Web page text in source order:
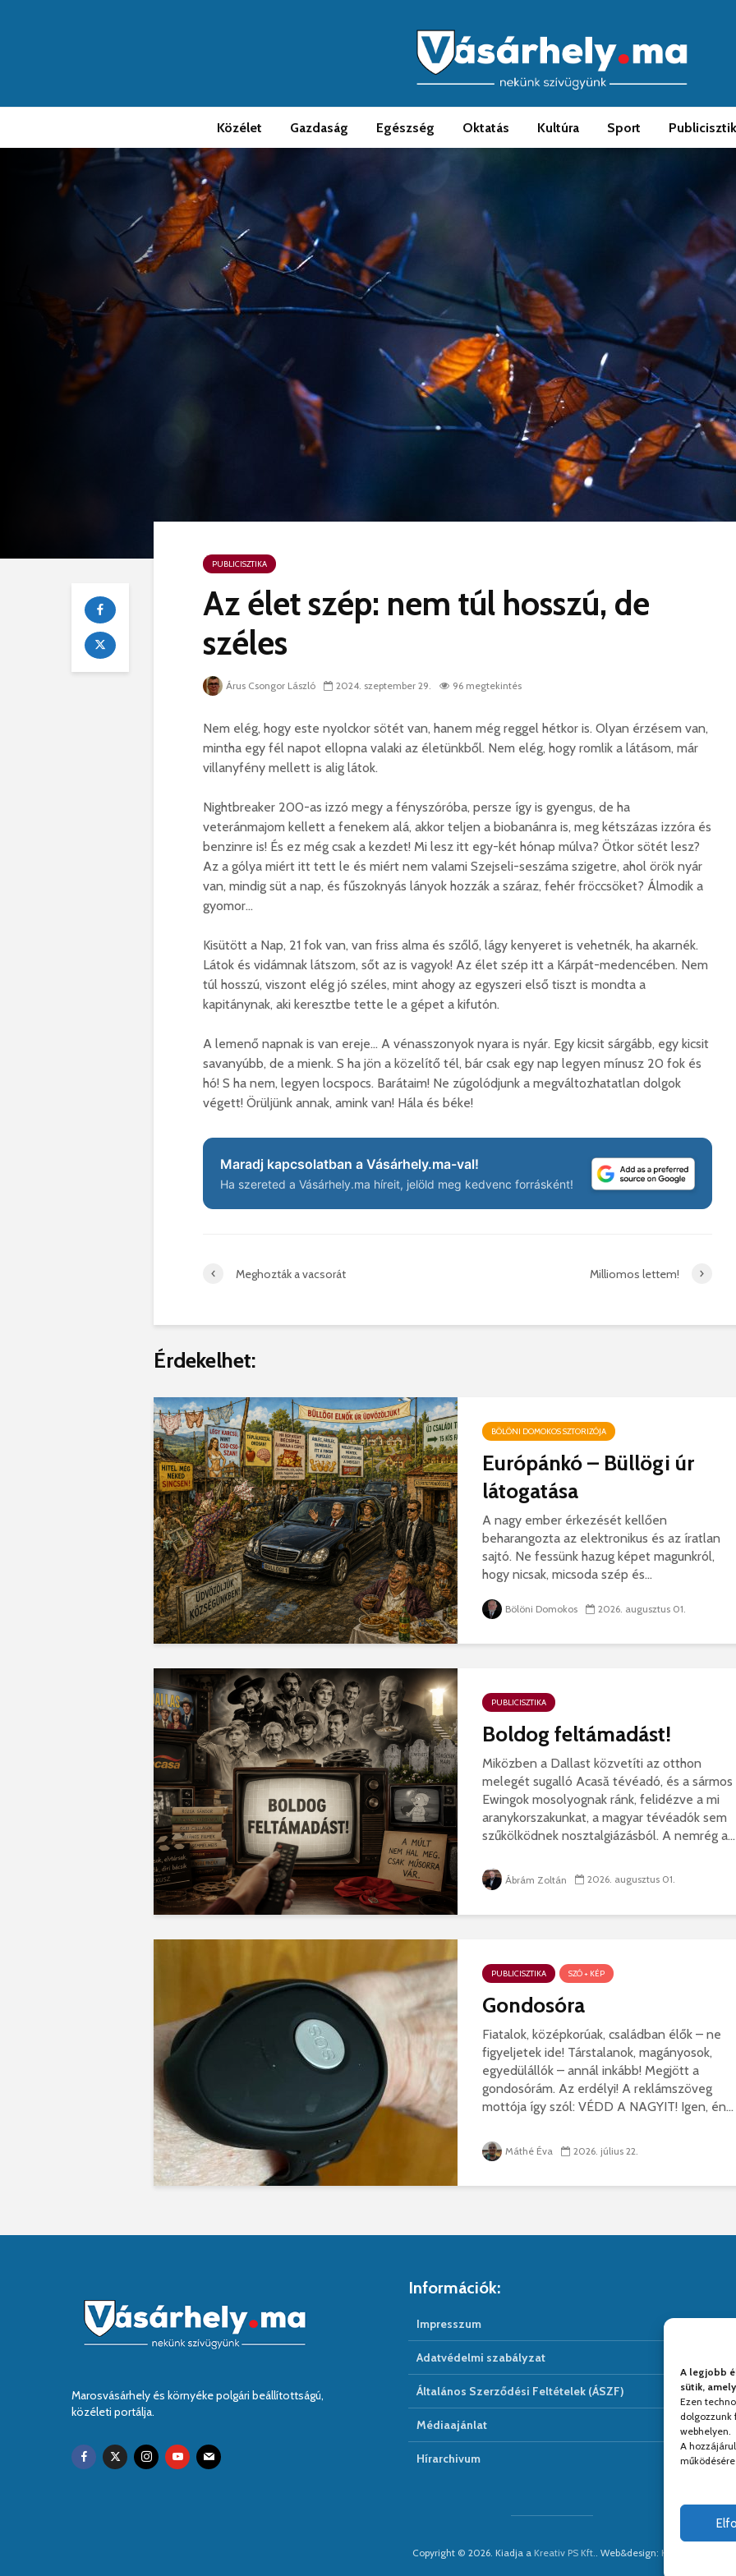
A legjobb
sütik,
Ezen
dolgozzunk
webhelyen.
A
Közélet Gazdaság Egészség Oktatás Kultúra Sport
PUBLICISZTIKA
Az élet szép: nem túl hosszú, de
széles
Árus Csongor László 2024. szeptember 29. 96 megtekintés
Nem elég, hogy este nyolckor sötét van, hanem még reggel hétkor is. Olyan érzésem van,
mintha egy fél napot ellopna valaki az életünkből. Nem elég, hogy romlik a látásom, már
villanyfény mellett is alig látok.
Nightbreaker 200-as izzó megy a fényszóróba, persze így is gyengus, de ha
veteránmajom kellett a fenekem alá, akkor teljen a biobanánra is, meg kétszázas izzóra és
benzinre is! És ez még csak a kezdet! Mi lesz itt egy-két hónap múlva? Ötkor sötét lesz?
Az a gólya miért itt tett le és miért nem valami Szejseli-seszáma szigetre, ahol örök nyár
van, mindig süt a nap, és fűszoknyás lányok hozzák a száraz, fehér fröccsöket? Álmodik a
gyomor…
Kisütött a Nap, 21 fok van, van friss alma és szőlő, lágy kenyeret is vehetnék, ha akarnék.
Látok és vidámnak látszom, sőt az is vagyok! Az élet szép itt a Kárpát-medencében. Nem
túl hosszú, viszont elég jó széles, mint ahogy az egyszeri első tiszt is mondta a
kapitánynak, aki keresztbe tette le a gépet a kifutón.
A lemenő napnak is van ereje… A vénasszonyok nyara is nyár. Egy kicsit sárgább, egy kicsit
savanyúbb, de a mienk. S ha jön a közelítő tél, bár csak egy nap legyen mínusz 20 fok és
hó! S ha nem, legyen locspocs. Barátaim! Ne zúgolódjunk a megváltozhatatlan dolgok
végett! Örüljünk annak, amink van! Hála és béke!
Maradj kapcsolatban a Vásárhely.ma-val!
Ha szereted a Vásárhely.ma híreit, jelöld meg kedvenc forrásként!
Meghozták a vacsorát Milliomos lettem!
Érdekelhet:
BÖLÖNI DOMOKOS SZTORIZÓJA
Európánkó – Büllögi úr
látogatása
A nagy ember érkezését kellően
beharangozta az elektronikus és az íratlan
sajtó. Ne fessünk hazug képet magunkról,
hogy nicsak, micsoda szép és...
Bölöni Domokos 2026. augusztus 01.
PUBLICISZTIKA
Boldog feltámadást!
Miközben a Dallast közvetíti az otthon
melegét sugalló Acasă tévéadó, és a sármos
Ewingok mosolyognak ránk, felidézve a mi
aranykorszakunkat, a magyar tévéadók sem
szűkölködnek nosztalgiázásból. A nemrég a...
Ábrám Zoltán 2026. augusztus 01.
PUBLICISZTIKA SZÓ + KÉP
Gondosóra
Fiatalok, középkorúak, családban élők – ne
figyeljetek ide! Társtalanok, magányosok,
egyedülállók – annál inkább! Megjött a
gondosórám. Az erdélyi! A reklámszöveg
mottója így szól: VÉDD A NAGYIT! Igen, én...
Máthé Éva 2026. július 22.
Marosvásárhely és környéke polgári beállítottságú,
közéleti portálja.
Információk:
Impresszum
Adatvédelmi szabályzat
Általános Szerződési Feltételek (ÁSZF)
Médiaajánlat
Hírarchivum
Copyright © 2026. Kiadja a Kreativ PS Kft.. Web&design: Kreativ